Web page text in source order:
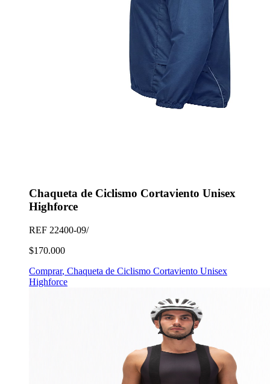
Chaqueta de Ciclismo Cortaviento Unisex
Highforce
REF 22400-09/
$170.000
Comprar, Chaqueta de Ciclismo Cortaviento Unisex
Highforce